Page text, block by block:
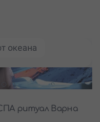
океана
ритуал Варна